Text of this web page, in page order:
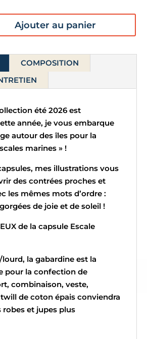
Ajouter au panier
COMPOSITION
été 2026 est
année, je vous embarque
autour des îles pour la
marines » !
mes illustrations vous
des contrées proches et
les mêmes mots d’ordre :
de joie et de soleil !
de la capsule Escale
la gabardine est la
pour la confection de
combinaison, veste,
de coton épais conviendra
robes et jupes plus